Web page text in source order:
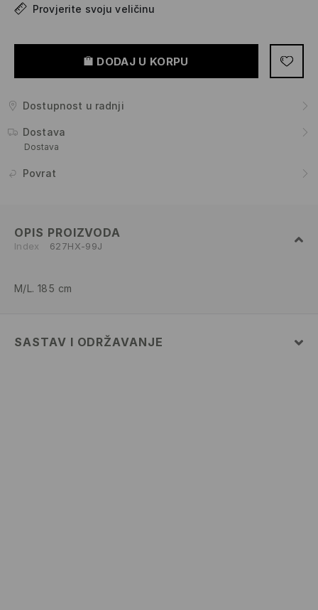
Provjerite svoju veličinu
DODAJ U KORPU
Dostupnost u radnji
Dostava
Dostava
Povrat
OPIS PROIZVODA
Index 627HX-99J
M/L. 185 cm
SASTAV I ODRŽAVANJE